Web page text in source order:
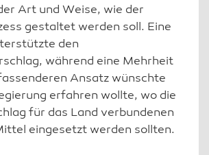
Art und Weise, wie der
gestaltet werden soll. Eine
den
während eine Mehrheit
Ansatz wünschte
erfahren wollte, wo die
für das Land verbundenen
eingesetzt werden sollten.